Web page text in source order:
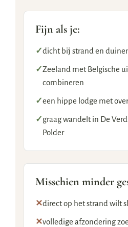
Fijn als je:
✓dicht bij strand en
✓Zeeland met Belgische
combineren
✓een hippe lodge met
✓graag wandelt in De
Polder
Misschien minder
✕direct op het strand wilt
✕volledige afzondering